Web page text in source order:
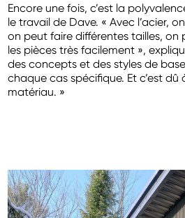
Encore une fois, c’est la
le travail de Dave. « Avec l’acier,
on peut faire différentes tailles, on
les pièces très facilement »,
des concepts et des styles de
chaque cas spécifique. Et c’est
matériau. »